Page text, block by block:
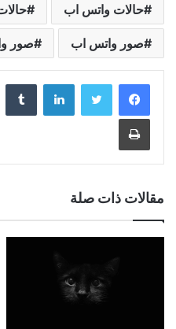
حالات واتس اب
صور واتس اب صور
لينكدإن
طباعة
مقالات ذات صلة